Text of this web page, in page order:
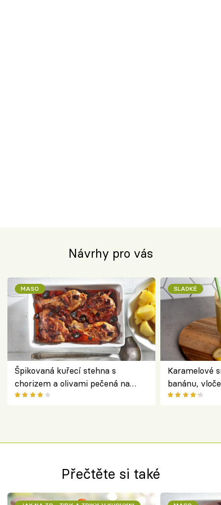
Návrhy pro vás
MASO
Špikovaná kuřecí stehna s
chorizem a olivami pečená na
letní zelenině – šťavnaté maso s
SLADKÉ
Karamelové
banánu,
snídaně do
Přečtěte si také